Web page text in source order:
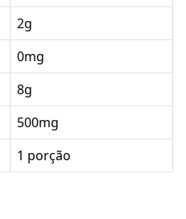
2g
0mg
8g
500mg
1 porção